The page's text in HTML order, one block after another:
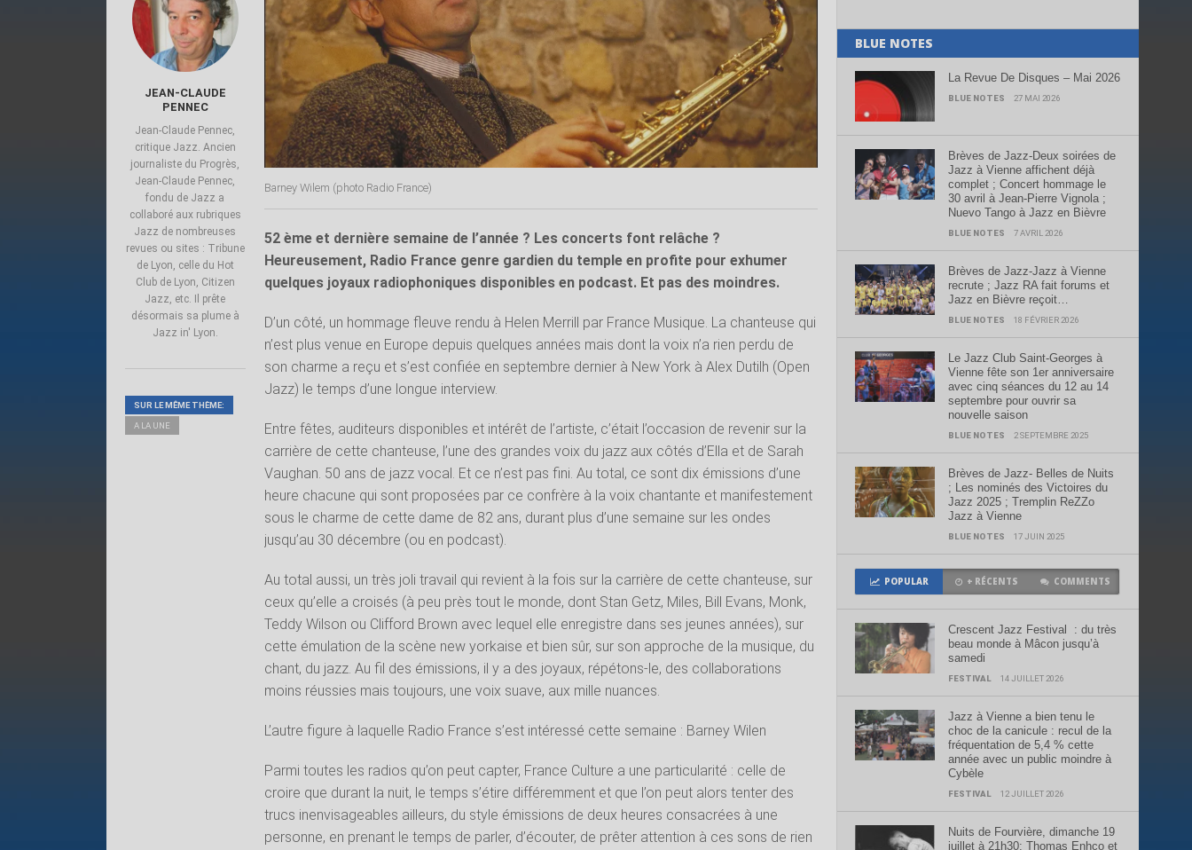
Barney Wilem (photo Radio France)
52 ème et dernière semaine de l’année ? Les concerts font relâche ?
Heureusement, Radio France genre gardien du temple en profite pour exhumer
quelques joyaux radiophoniques disponibles en podcast. Et pas des moindres.
D’un côté, un hommage fleuve rendu à Helen Merrill par France Musique. La chanteuse qui
n’est plus venue en Europe depuis quelques années mais dont la voix n’a rien perdu de
son charme a reçu et s’est confiée en septembre dernier à New York à Alex Dutilh (Open
Jazz) le temps d’une longue interview.
Entre fêtes, auditeurs disponibles et intérêt de l’artiste, c’était l’occasion de revenir sur la
carrière de cette chanteuse, l’une des grandes voix du jazz aux côtés d’Ella et de Sarah
Vaughan. 50 ans de jazz vocal. Et ce n’est pas fini. Au total, ce sont dix émissions d’une
heure chacune qui sont proposées par ce confrère à la voix chantante et manifestement
sous le charme de cette dame de 82 ans, durant plus d’une semaine sur les ondes
jusqu’au 30 décembre (ou en podcast).
Au total aussi, un très joli travail qui revient à la fois sur la carrière de cette chanteuse, sur
ceux qu’elle a croisés (à peu près tout le monde, dont Stan Getz, Miles, Bill Evans, Monk,
Teddy Wilson ou Clifford Brown avec lequel elle enregistre dans ses jeunes années), sur
cette émulation de la scène new yorkaise et bien sûr, sur son approche de la musique, du
chant, du jazz. Au fil des émissions, il y a des joyaux, répétons-le, des collaborations
moins réussies mais toujours, une voix suave, aux mille nuances.
L’autre figure à laquelle Radio France s’est intéressé cette semaine : Barney Wilen
Parmi toutes les radios qu’on peut capter, France Culture a une particularité : celle de
croire que durant la nuit, le temps s’étire différemment et que l’on peut alors tenter des
trucs inenvisageables ailleurs, du style émissions de deux heures consacrées à une
personne, en prenant le temps de parler, d’écouter, de prêter attention à ces sons de rien
JEAN-CLAUDE
PENNEC
Jean-Claude Pennec,
critique Jazz. Ancien
journaliste du Progrès,
Jean-Claude Pennec,
fondu de Jazz a
collaboré aux rubriques
Jazz de nombreuses
revues ou sites : Tribune
de Lyon, celle du Hot
Club de Lyon, Citizen
Jazz, etc. Il prête
désormais sa plume à
Jazz in' Lyon.
SUR LE MÊME THÈME:
A LA UNE
BLUE NOTES
La Revue De Disques – Mai 2026
BLUE NOTES 27 MAI 2026
Brèves de Jazz-Deux soirées de
Jazz à Vienne affichent déjà
complet ; Concert hommage le
30 avril à Jean-Pierre Vignola ;
Nuevo Tango à Jazz en Bièvre
BLUE NOTES 7 AVRIL 2026
Brèves de Jazz-Jazz à Vienne
recrute ; Jazz RA fait forums et
Jazz en Bièvre reçoit…
BLUE NOTES 18 FÉVRIER 2026
Le Jazz Club Saint-Georges à
Vienne fête son 1er anniversaire
avec cinq séances du 12 au 14
septembre pour ouvrir sa
nouvelle saison
BLUE NOTES 2 SEPTEMBRE 2025
Brèves de Jazz- Belles de Nuits
; Les nominés des Victoires du
Jazz 2025 ; Tremplin ReZZo
Jazz à Vienne
BLUE NOTES 17 JUIN 2025
POPULAR + RÉCENTS COMMENTS
Crescent Jazz Festival : du très
beau monde à Mâcon jusqu’à
samedi
FESTIVAL 14 JUILLET 2026
Jazz à Vienne a bien tenu le
choc de la canicule : recul de la
fréquentation de 5,4 % cette
année avec un public moindre à
Cybèle
FESTIVAL 12 JUILLET 2026
Nuits de Fourvière, dimanche 19
juillet à 21h30: Thomas Enhco et